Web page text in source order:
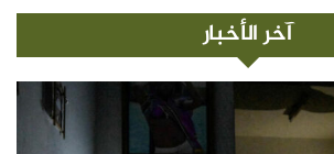
آخر الأخبار